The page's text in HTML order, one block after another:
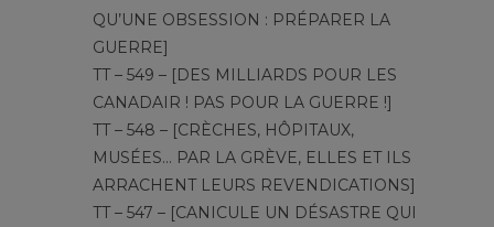
QU’UNE OBSESSION : PRÉPARER LA
GUERRE]
TT – 549 – [DES MILLIARDS POUR LES
CANADAIR ! PAS POUR LA GUERRE !]
TT – 548 – [CRÈCHES, HÔPITAUX,
MUSÉES… PAR LA GRÈVE, ELLES ET ILS
ARRACHENT LEURS REVENDICATIONS]
TT – 547 – [CANICULE UN DÉSASTRE QUI